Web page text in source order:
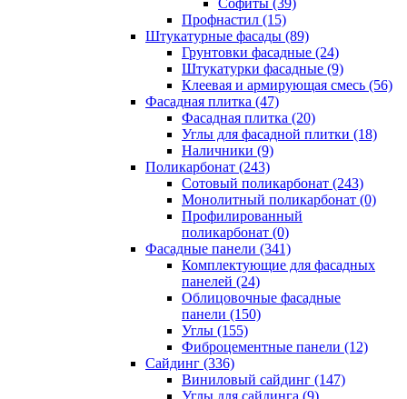
Cофиты (39)
Профнастил (15)
Штукатурные фасады (89)
Грунтовки фасадные (24)
Штукатурки фасадные (9)
Клеевая и армирующая смесь (56)
Фасадная плитка (47)
Фасадная плитка (20)
Углы для фасадной плитки (18)
Наличники (9)
Поликарбонат (243)
Сотовый поликарбонат (243)
Монолитный поликарбонат (0)
Профилированный
поликарбонат (0)
Фасадные панели (341)
Комплектующие для фасадных
панелей (24)
Облицовочные фасадные
панели (150)
Углы (155)
Фиброцементные панели (12)
Сайдинг (336)
Виниловый сайдинг (147)
Углы для сайдинга (9)